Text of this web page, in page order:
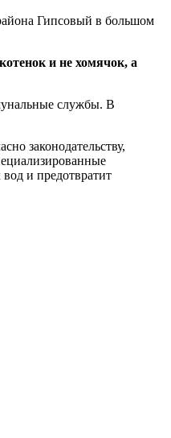
Гипсовый в большом
и не хомячок, а
службы. В
законодательству,
и предотвратит